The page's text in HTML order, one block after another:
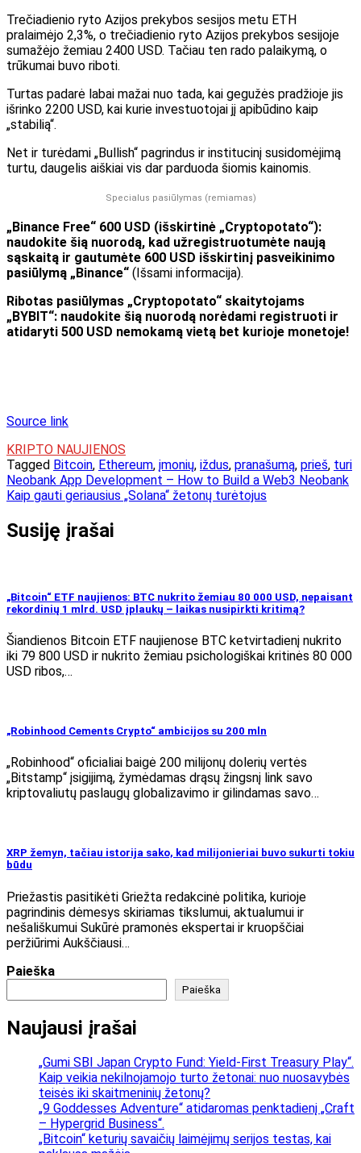
Trečiadienio ryto Azijos prekybos sesijos metu ETH
pralaimėjo 2,3%, o trečiadienio ryto Azijos prekybos sesijoje
sumažėjo žemiau 2400 USD. Tačiau ten rado palaikymą, o
trūkumai buvo riboti.
Turtas padarė labai mažai nuo tada, kai gegužės pradžioje jis
išrinko 2200 USD, kai kurie investuotojai jį apibūdino kaip
„stabilią“.
Net ir turėdami „Bullish“ pagrindus ir institucinį susidomėjimą
turtu, daugelis aiškiai vis dar parduoda šiomis kainomis.
Specialus pasiūlymas (remiamas)
„Binance Free“ 600 USD (išskirtinė „Cryptopotato“):
naudokite šią nuorodą, kad užregistruotumėte naują
sąskaitą ir gautumėte 600 USD išskirtinį pasveikinimo
pasiūlymą „Binance“ (Išsami informacija).
Ribotas pasiūlymas „Cryptopotato“ skaitytojams
„BYBIT“: naudokite šią nuorodą norėdami registruoti ir
atidaryti 500 USD nemokamą vietą bet kurioje monetoje!
Source link
KRIPTO NAUJIENOS
Tagged Bitcoin, Ethereum, įmonių, iždus, pranašumą, prieš, turi
Navigacija
tarp
įrašų
Neobank App Development – How to Build a Web3 Neobank
Kaip gauti geriausius „Solana“ žetonų turėtojus
Susiję įrašai
„Bitcoin“ ETF naujienos: BTC nukrito žemiau 80 000 USD, nepaisant
rekordinių 1 mlrd. USD įplaukų – laikas nusipirkti kritimą?
Šiandienos Bitcoin ETF naujienose BTC ketvirtadienį nukrito
iki 79 800 USD ir nukrito žemiau psichologiškai kritinės 80 000
USD ribos,…
„Robinhood Cements Crypto“ ambicijos su 200 mln
„Robinhood“ oficialiai baigė 200 milijonų dolerių vertės
„Bitstamp“ įsigijimą, žymėdamas drąsų žingsnį link savo
kriptovaliutų paslaugų globalizavimo ir gilindamas savo…
XRP žemyn, tačiau istorija sako, kad milijonieriai buvo sukurti tokiu
būdu
Priežastis pasitikėti Griežta redakcinė politika, kurioje
pagrindinis dėmesys skiriamas tikslumui, aktualumui ir
nešališkumui Sukūrė pramonės ekspertai ir kruopščiai
peržiūrimi Aukščiausi…
Paieška
Paieška
Naujausi įrašai
„Gumi SBI Japan Crypto Fund: Yield-First Treasury Play“.
Kaip veikia nekilnojamojo turto žetonai: nuo nuosavybės
teisės iki skaitmeninių žetonų?
„9 Goddesses Adventure“ atidaromas penktadienį „Craft
– Hypergrid Business“.
„Bitcoin“ keturių savaičių laimėjimų serijos testas, kai